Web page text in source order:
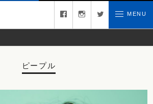
お問い合わせfacebook instagram twitter MENU
ピープル